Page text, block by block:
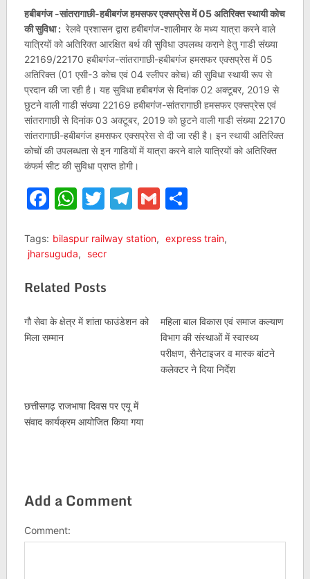
हबीबगंज -सांतरागाछी-हबीबगंज हमसफर एक्सप्रेस में 05 अतिरिक्त स्थायी कोच
की सुविधा : रेलवे प्रशासन द्वारा हबीबगंज-शालीमार के मध्य यात्रा करने वाले
यात्रियों को अतिरिक्त आरक्षित बर्थ की सुविधा उपलब्ध कराने हेतु गाडी संख्या
22169/22170 हबीबगंज-सांतरागाछी-हबीबगंज हमसफर एक्सप्रेस में 05
अतिरिक्त (01 एसी-3 कोच एवं 04 स्लीपर कोच) की सुविधा स्थायी रूप से
प्रदान की जा रही है। यह सुविधा हबीबगंज से दिनांक 02 अक्टूबर, 2019 से
छुटने वाली गाडी संख्या 22169 हबीबगंज-सांतरागाछी हमसफर एक्सप्रेस एवं
सांतरागाछी से दिनांक 03 अक्टूबर, 2019 को छुटने वाली गाडी संख्या 22170
सांतरागाछी-हबीबगंज हमसफर एक्सप्रेस से दी जा रही है। इन स्थायी अतिरिक्त
कोचों की उपलब्धता से इन गाडियों में यात्रा करने वाले यात्रियों को अतिरिक्त
कंफर्म सीट की सुविधा प्राप्त होगी।
Facebook
WhatsApp
Twitter
Telegram
GmailShare
Tags: bilaspur railway station, express train,
jharsuguda, secr
Related Posts
गौ सेवा के क्षेत्र में शांता फाउंडेशन को
मिला सम्मान
महिला बाल विकास एवं समाज कल्याण
विभाग की संस्थाओं में स्वास्थ्य
परीक्षण, सैनेटाइजर व मास्क बांटने
कलेक्टर ने दिया निर्देश
छत्तीसगढ़ राजभाषा दिवस पर एयू में
संवाद कार्यक्रम आयोजित किया गया
Add a Comment
Comment: